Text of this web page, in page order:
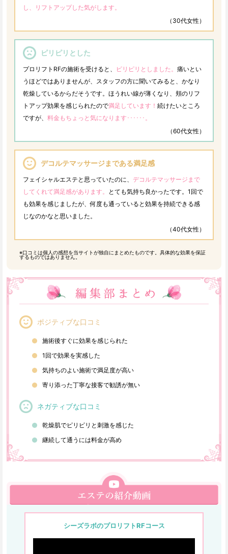
し、リフトアップした気がします。
（30代女性）
ピリピリとした
プロリフトRFの施術を受けると、 ピリピリとしました。 痛いとい
うほどではありませんが、スタッフの方に聞いてみると、かなり
乾燥しているからだそうです。ほうれい線が薄くなり、頬のリフ
トアップ効果を感じられたので満足しています！ 続けたいところ
ですが、 料金もちょっと気になります･･････。
（60代女性）
デコルテマッサージまである満足感
フェイシャルエステと思っていたのに、 デコルテマッサージまで
してくれて満足感があります。
とても気持ち良かったです。1回で
も効果を感じましたが、何度も通っていると効果を持続できる感
じなのかなと思いました。
（40代女性）
※口コミは個人の感想を当サイトが独自にまとめたものです。具体的な効果を保証
するものではありません。
ポジティブな口コミ
施術後すぐに効果を感じられた
1回で効果を実感した
気持ちのよい施術で満足度が高い
寄り添った丁寧な接客で勧誘が無い
ネガティブな口コミ
乾燥肌でピリピリと刺激を感じた
継続して通うには料金が高め
シーズラボのプロリフトRFコース